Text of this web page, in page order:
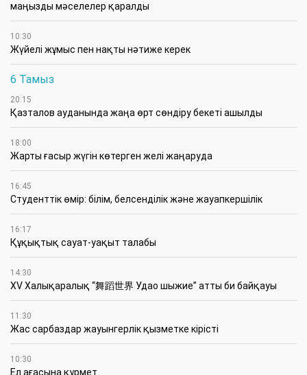
маңызды мәселелер қаралды
10:30
Жүйелі жұмыс пен нақты нәтиже керек
6 Тамыз
20:15
Қазталов ауданында жаңа өрт сөндіру бекеті ашылды
18:00
Жарты ғасыр жүгін көтерген желі жаңаруда
16:45
Студенттік өмір: білім, белсенділік және жауапкершілік
16:17
Құқықтық сауат-уақыт талабы
14:30
XV Халықаралық “舞蹈世界 Удао шыжие” атты би байқауы
11:30
Жас сарбаздар жауынгерлік қызметке кірісті
10:30
Ел ағасына құрмет